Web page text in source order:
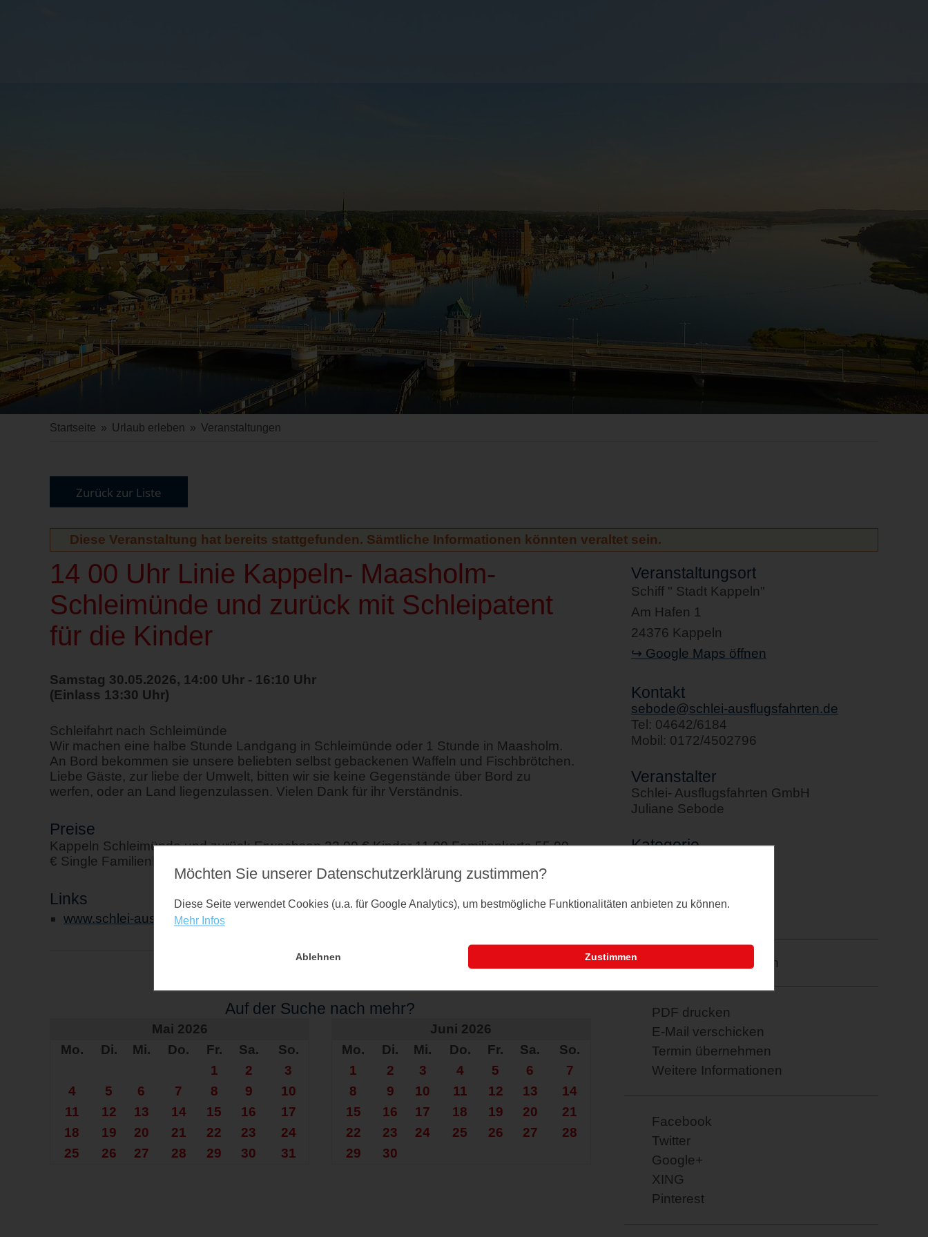
Startseite » Urlaub erleben » Veranstaltungen
Zurück zur Liste
Diese Veranstaltung hat bereits stattgefunden. Sämtliche Informationen könnten veraltet sein.
14 00 Uhr Linie Kappeln- Maasholm-
Schleimünde und zurück mit Schleipatent
für die Kinder
Samstag 30.05.2026, 14:00 Uhr - 16:10 Uhr
(Einlass 13:30 Uhr)
Schleifahrt nach Schleimünde
Wir machen eine halbe Stunde Landgang in Schleimünde oder 1 Stunde in Maasholm.
An Bord bekommen sie unsere beliebten selbst gebackenen Waffeln und Fischbrötchen.
Liebe Gäste, zur liebe der Umwelt, bitten wir sie keine Gegenstände über Bord zu
werfen, oder an Land liegenzulassen. Vielen Dank für ihr Verständnis.
Preise
Kappeln Schleimünde und zurück Erwachsen 22,00 € Kinder 11,00 Familienkarte 55,00
€ Single Familienkarte 33,00 €
Links
www.schlei-ausflugsfahrten.de
Auf der Suche nach mehr?
Mai 2026
Mo.
Di. Mi. Do. Fr. Sa.
So.
1
2
3
4
5 6 7 8 9
10
11
12 13 14 15 16
17
18
19 20 21 22 23
24
25
26 27 28 29 30 31
Juni 2026
Mo.
Di. Mi. Do. Fr. Sa.
So.
1
2 3 4 5 6
7
8
9 10 11 12 13
14
15
16 17 18 19 20
21
22
23 24 25 26 27
28
29
30
Veranstaltungsort
Schiff " Stadt Kappeln"
Am Hafen 1
24376 Kappeln
↪ Google Maps öffnen
Kontakt
sebode@schlei-ausflugsfahrten.de
Tel: 04642/6184
Mobil: 0172/4502796
Veranstalter
Schlei- Ausflugsfahrten GmbH
Juliane Sebode
Kategorie
Letztes Update
Merkzettel: speichern
PDF drucken
E-Mail verschicken
Termin übernehmen
Weitere Informationen
Facebook
Twitter
Google+
XING
Pinterest
Möchten Sie unserer Datenschutz­erklärung zustimmen?
Diese Seite verwendet Cookies (u.a. für Google Analytics), um bestmögliche Funktionalitäten anbieten zu können.
Mehr Infos
Ablehnen Zustimmen